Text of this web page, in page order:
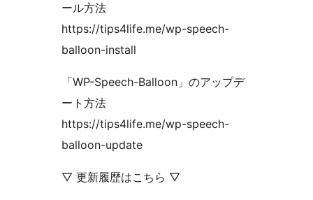
ール方法
https://tips4life.me/wp-speech-
balloon-install
「WP-Speech-Balloon」のアップデ
ート方法
https://tips4life.me/wp-speech-
balloon-update
▽ 更新履歴はこちら ▽